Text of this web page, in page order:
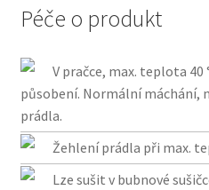
Péče o produkt
V pračce, max. teplota
působení. Normální máchání,
prádla.
Žehlení prádla při max.
Lze sušit v bubnové